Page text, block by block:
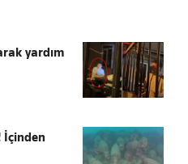
yardım
İçinden